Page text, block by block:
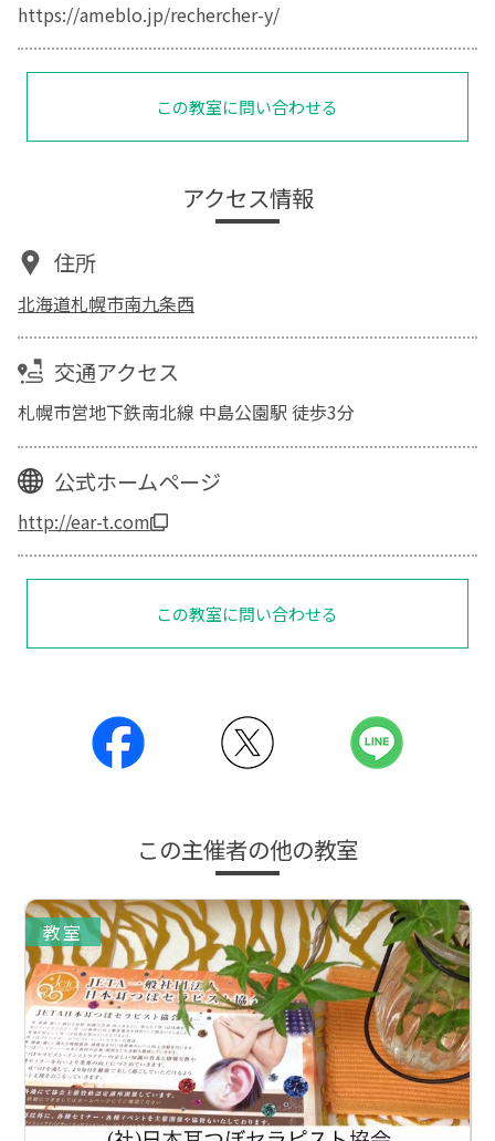
https://ameblo.jp/rechercher-y/
この教室に問い合わせる
アクセス情報
住所
北海道札幌市南九条西
交通アクセス
札幌市営地下鉄南北線 中島公園駅 徒歩3分
公式ホームページ
http://ear-t.com
この教室に問い合わせる
この主催者の他の教室
教室